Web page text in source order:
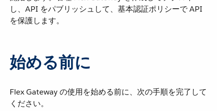
し、API をパブリッシュして、基本認証ポリシーで API
を保護します。
始める前に
Flex Gateway の使用を始める前に、次の手順を完了して
ください。